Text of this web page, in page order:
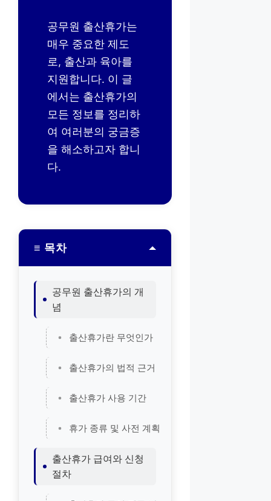
공무원 출산휴가는
매우 중요한 제도
로, 출산과 육아를
지원합니다. 이 글
에서는 출산휴가의
모든 정보를 정리하
여 여러분의 궁금증
을 해소하고자 합니
다.
≡ 목차
공무원 출산휴가의 개
념
출산휴가란 무엇인가
출산휴가의 법적 근거
출산휴가 사용 기간
휴가 종류 및 사전 계획
출산휴가 급여와 신청
절차